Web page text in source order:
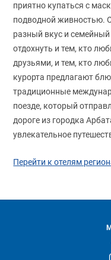
приятно купаться с
подводной живностью.
разный вкус и семейный
отдохнуть и тем, кто
друзьями, и тем, кто
курорта предлагают
традиционные
поезде, который
дороге из городка
увлекательное
Перейти к отелям